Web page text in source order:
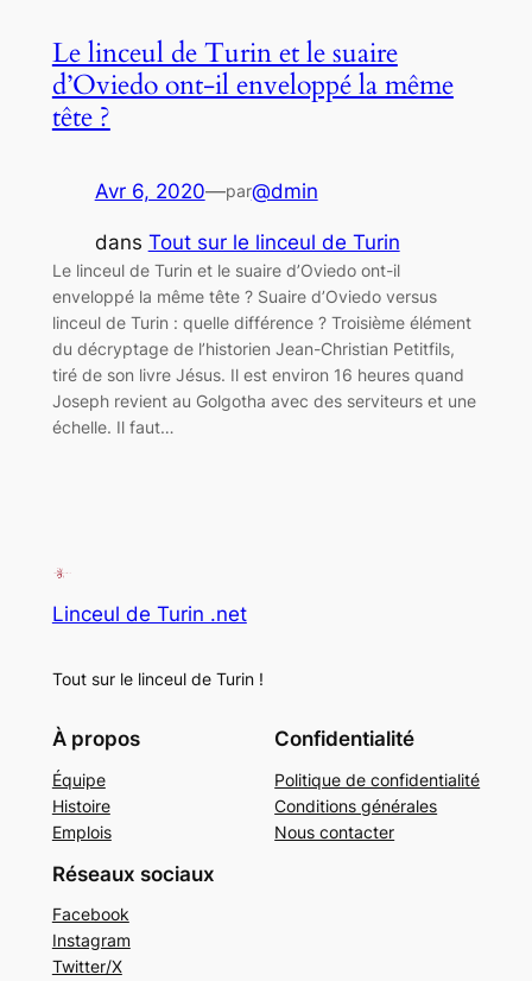
Le linceul de Turin et le suaire
d’Oviedo ont-il enveloppé la même
tête ?
Avr 6, 2020—par@dmin
dans Tout sur le linceul de Turin
Le linceul de Turin et le suaire d’Oviedo ont-il
enveloppé la même tête ? Suaire d’Oviedo versus
linceul de Turin : quelle différence ? Troisième élément
du décryptage de l’historien Jean-Christian Petitfils,
tiré de son livre Jésus. Il est environ 16 heures quand
Joseph revient au Golgotha avec des serviteurs et une
échelle. Il faut…
Linceul de Turin .net
Tout sur le linceul de Turin !
À propos
Équipe
Histoire
Emplois
Confidentialité
Politique de confidentialité
Conditions générales
Nous contacter
Réseaux sociaux
Facebook
Instagram
Twitter/X